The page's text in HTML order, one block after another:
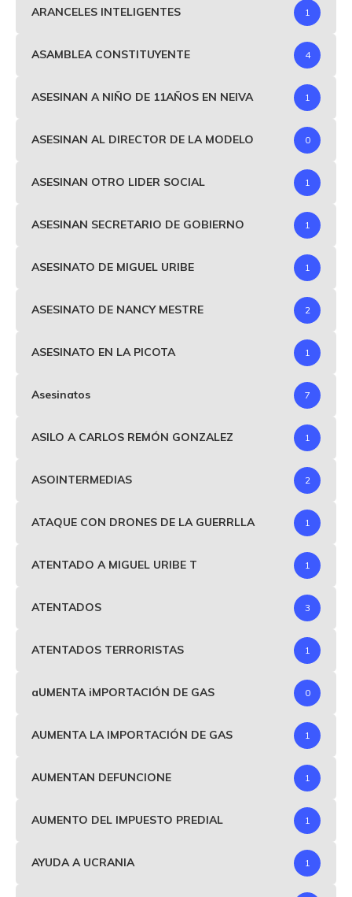
ARANCELES INTELIGENTES 1
ASAMBLEA CONSTITUYENTE 4
ASESINAN A NIÑO DE 11AÑOS EN NEIVA 1
ASESINAN AL DIRECTOR DE LA MODELO 0
ASESINAN OTRO LIDER SOCIAL 1
ASESINAN SECRETARIO DE GOBIERNO 1
ASESINATO DE MIGUEL URIBE 1
ASESINATO DE NANCY MESTRE 2
ASESINATO EN LA PICOTA 1
Asesinatos 7
ASILO A CARLOS REMÓN GONZALEZ 1
ASOINTERMEDIAS 2
ATAQUE CON DRONES DE LA GUERRLLA 1
ATENTADO A MIGUEL URIBE T 1
ATENTADOS 3
ATENTADOS TERRORISTAS 1
aUMENTA iMPORTACIÓN DE GAS 0
AUMENTA LA IMPORTACIÓN DE GAS 1
AUMENTAN DEFUNCIONE 1
AUMENTO DEL IMPUESTO PREDIAL 1
AYUDA A UCRANIA 1